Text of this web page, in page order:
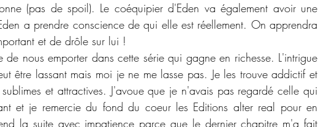
(pas de spoil). Le coéquipier d'Eden va également avoir une
a prendre conscience de qui elle est réellement. On apprendra
et de drôle sur lui !
de nous emporter dans cette série qui gagne en richesse. L'intrigue
être lassant mais moi je ne me lasse pas. Je les trouve addictif et
sublimes et attractives. J'avoue que je n'avais pas regardé celle qui
et je remercie du fond du coeur les Editions alter real pour en
la suite avec impatience parce que le dernier chapitre m'a fait